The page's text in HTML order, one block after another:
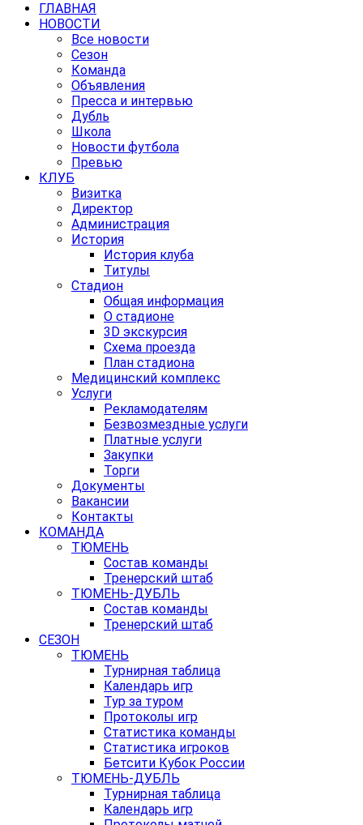
ГЛАВНАЯ
НОВОСТИ
Все новости
Сезон
Команда
Объявления
Пресса и интервью
Дубль
Школа
Новости футбола
Превью
КЛУБ
Визитка
Директор
Администрация
История
История клуба
Титулы
Стадион
Общая информация
О стадионе
3D экскурсия
Схема проезда
План стадиона
Медицинский комплекс
Услуги
Рекламодателям
Безвозмездные услуги
Платные услуги
Закупки
Торги
Документы
Вакансии
Контакты
КОМАНДА
ТЮМЕНЬ
Состав команды
Тренерский штаб
ТЮМЕНЬ-ДУБЛЬ
Состав команды
Тренерский штаб
СЕЗОН
ТЮМЕНЬ
Турнирная таблица
Календарь игр
Тур за туром
Протоколы игр
Статистика команды
Статистика игроков
Бетсити Кубок России
ТЮМЕНЬ-ДУБЛЬ
Турнирная таблица
Календарь игр